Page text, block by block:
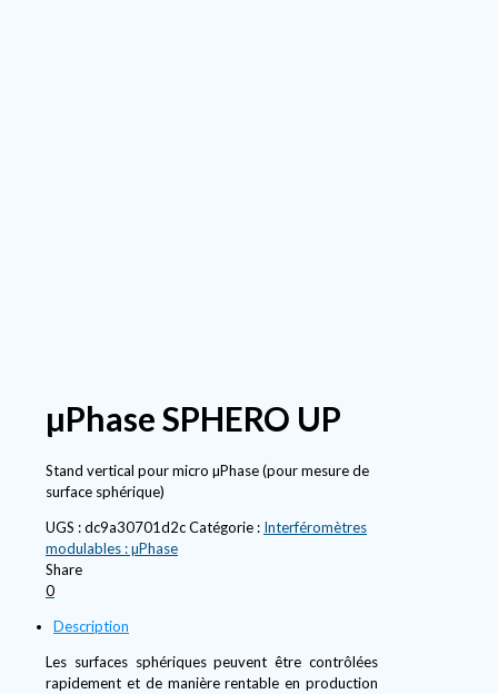
µPhase SPHERO UP
Stand vertical pour micro µPhase (pour mesure de
surface sphérique)
UGS :dc9a30701d2cCatégorie : Interféromètres
modulables : µPhase
Share
0
Description
Les surfaces sphériques peuvent être contrôlées
rapidement et de manière rentable en production